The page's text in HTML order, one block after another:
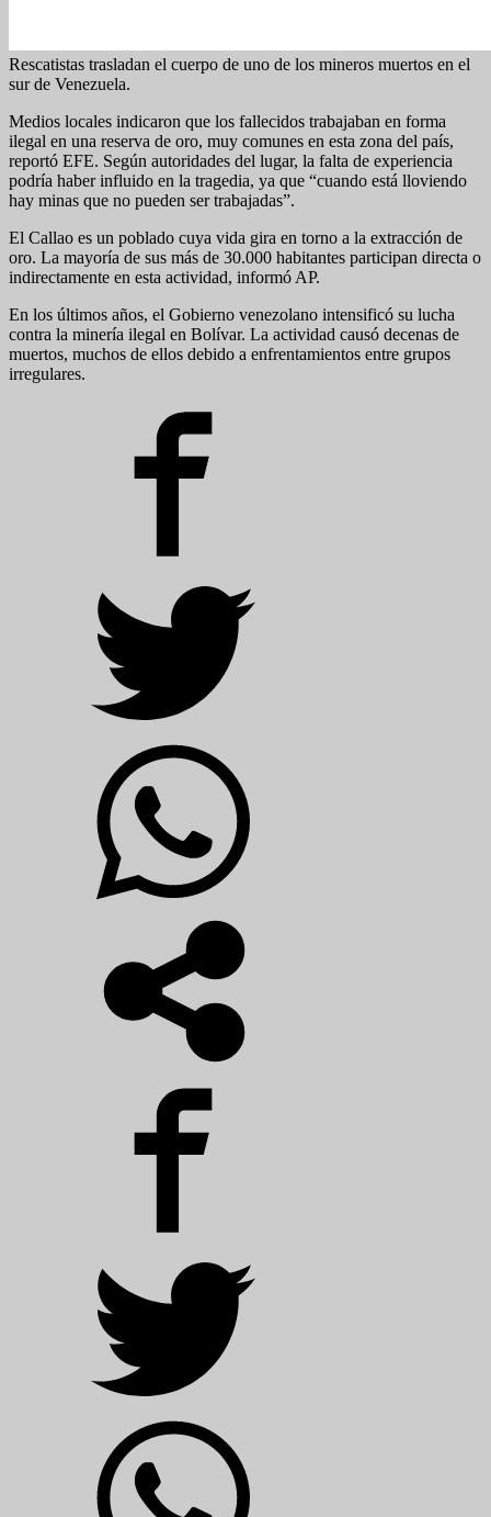
Rescatistas trasladan el cuerpo de uno de los mineros muertos en el
sur de Venezuela.
Medios locales indicaron que los fallecidos trabajaban en forma
ilegal en una reserva de oro, muy comunes en esta zona del país,
reportó EFE. Según autoridades del lugar, la falta de experiencia
podría haber influido en la tragedia, ya que “cuando está lloviendo
hay minas que no pueden ser trabajadas”.
El Callao es un poblado cuya vida gira en torno a la extracción de
oro. La mayoría de sus más de 30.000 habitantes participan directa o
indirectamente en esta actividad, informó AP.
En los últimos años, el Gobierno venezolano intensificó su lucha
contra la minería ilegal en Bolívar. La actividad causó decenas de
muertos, muchos de ellos debido a enfrentamientos entre grupos
irregulares.